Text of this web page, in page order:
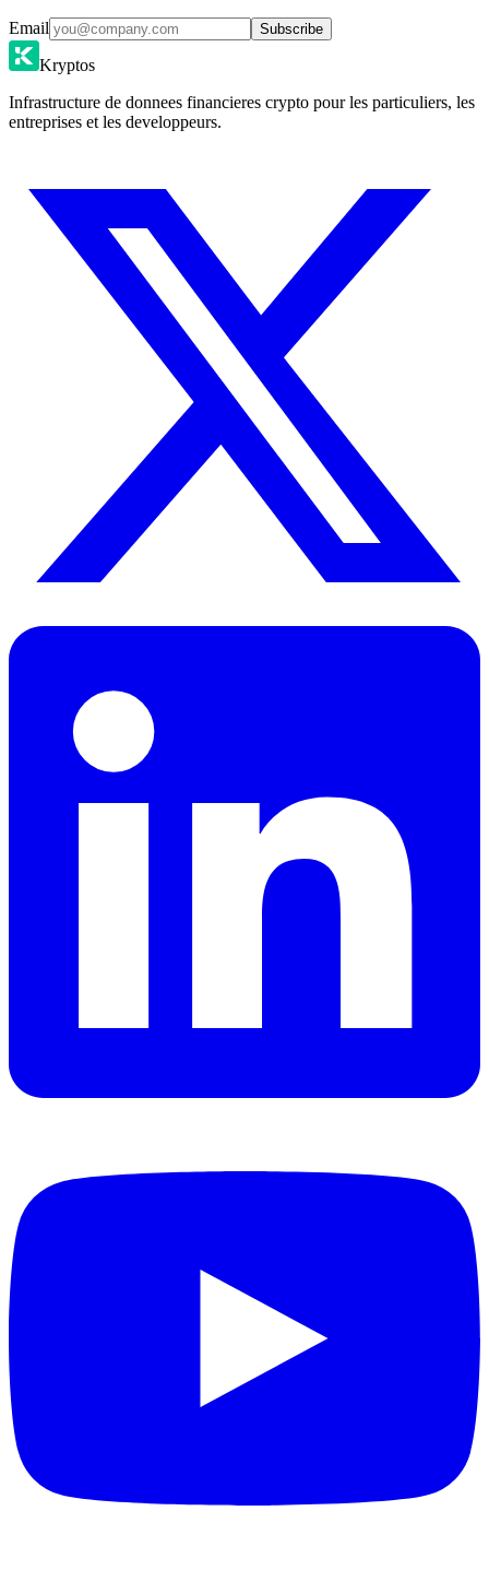
Email Subscribe
Kryptos
Infrastructure de donnees financieres crypto pour les particuliers, les
entreprises et les developpeurs.